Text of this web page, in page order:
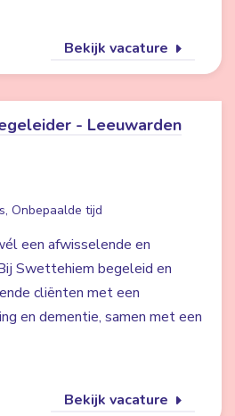
Bekijk vacature
- Leeuwarden
Onbepaalde tijd
een afwisselende en
Swettehiem begeleid en
cliënten met een
en dementie, samen met een
Bekijk vacature